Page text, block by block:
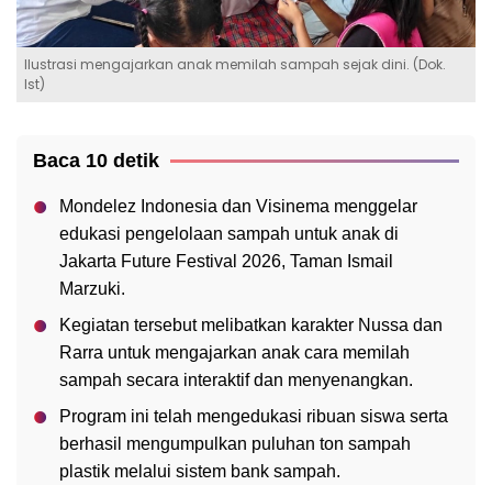
Ilustrasi mengajarkan anak memilah sampah sejak dini. (Dok.
Ist)
Baca 10 detik
Mondelez Indonesia dan Visinema menggelar
edukasi pengelolaan sampah untuk anak di
Jakarta Future Festival 2026, Taman Ismail
Marzuki.
Kegiatan tersebut melibatkan karakter Nussa dan
Rarra untuk mengajarkan anak cara memilah
sampah secara interaktif dan menyenangkan.
Program ini telah mengedukasi ribuan siswa serta
berhasil mengumpulkan puluhan ton sampah
plastik melalui sistem bank sampah.